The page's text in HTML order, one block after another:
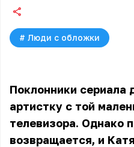
# Люди с обложки
Поклонники сериала
артистку с той
телевизора. Однако
возвращается, и